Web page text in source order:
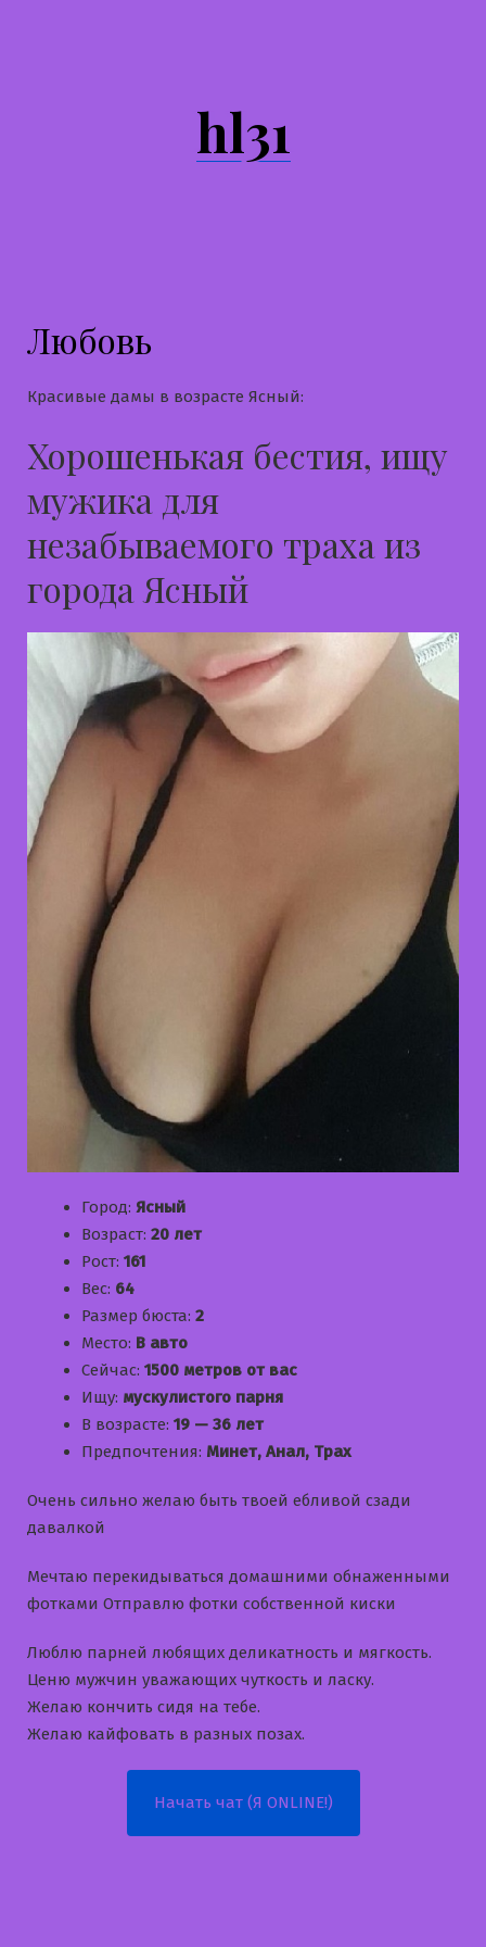
hl31
Любовь
Красивые дамы в возрасте Ясный:
Хорошенькая бестия, ищу
мужика для
незабываемого траха из
города Ясный
Город: Ясный
Возраст: 20 лет
Рост: 161
Вес: 64
Размер бюста: 2
Место: В авто
Сейчас: 1500 метров от вас
Ищу: мускулистого парня
В возрасте: 19 — 36 лет
Предпочтения: Минет, Анал, Трах
Очень сильно желаю быть твоей ебливой сзади
давалкой
Мечтаю перекидываться домашними обнаженными
фотками Отправлю фотки собственной киски
Люблю парней любящих деликатность и мягкость.
Ценю мужчин уважающих чуткость и ласку.
Желаю кончить сидя на тебе.
Желаю кайфовать в разных позах.
Начать чат (Я ONLINE!)